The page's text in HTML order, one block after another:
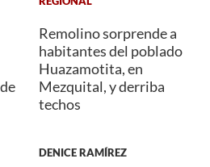
Remolino sorprende a
habitantes del poblado
Huazamotita, en
Mezquital, y derriba
techos
DENICE RAMÍREZ